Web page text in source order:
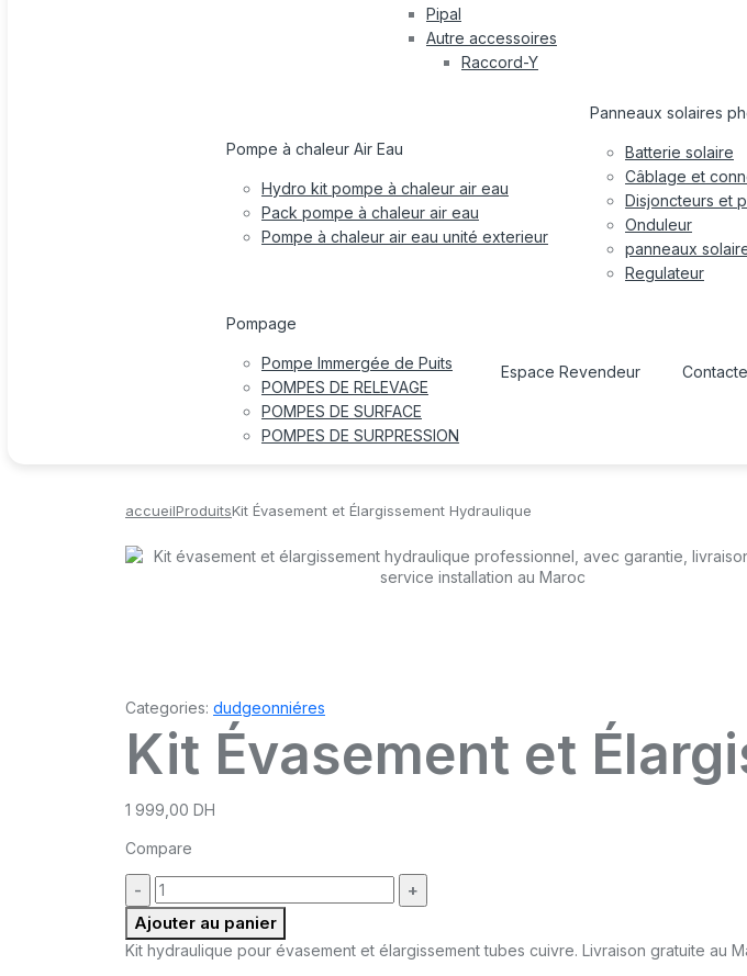
Pipal
Autre accessoires
Raccord-Y
Pompe à chaleur Air Eau
Hydro kit pompe à chaleur air eau
Pack pompe à chaleur air eau
Pompe à chaleur air eau unité exterieur
Panneaux solaires
Batterie solaire
Câblage et
Disjoncteurs et
Onduleur
panneaux
Regulateur
Pompage
Pompe Immergée de Puits
POMPES DE RELEVAGE
POMPES DE SURFACE
POMPES DE SURPRESSION
Espace Revendeur
accueilProduitsKit Évasement et Élargissement Hydraulique
Categories: dudgeonniéres
Kit Évasement et
1 999,00 DH
Compare
quantité
:
Ajouter au panier
Kit hydraulique pour évasement et élargissement tubes cuivre. Livraison gratuite au